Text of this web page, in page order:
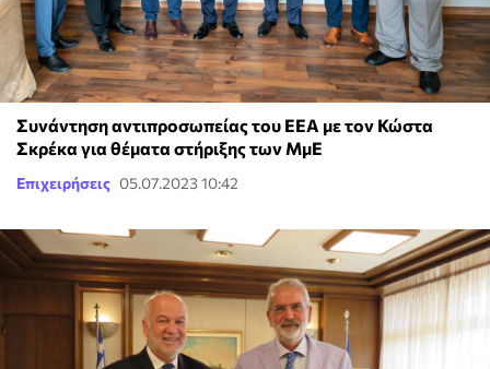
Συνάντηση αντιπροσωπείας του ΕΕΑ με τον Κώστα
Σκρέκα για θέματα στήριξης των ΜμΕ
Επιχειρήσεις 05.07.2023 10:42